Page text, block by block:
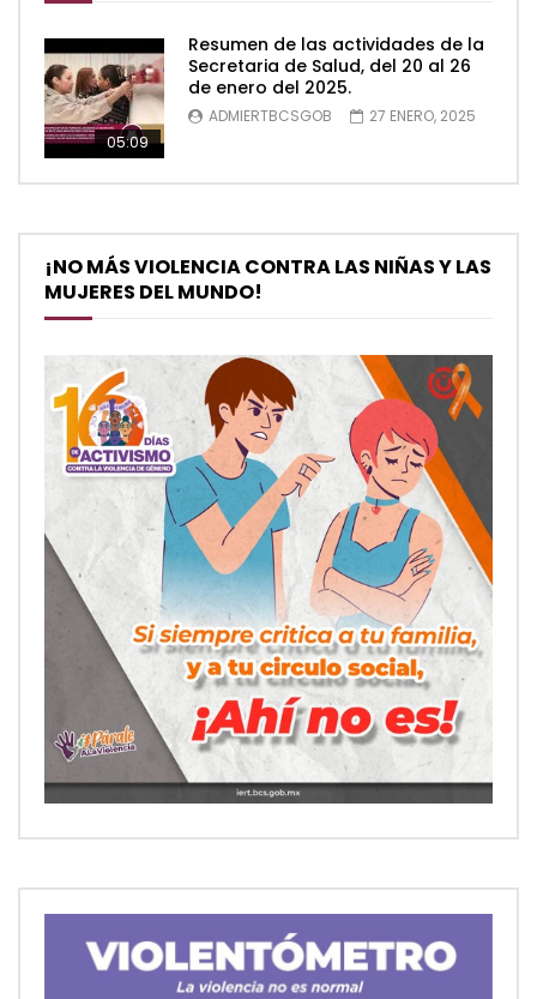
05:09
Resumen de las actividades de la
Secretaria de Salud, del 20 al 26
de enero del 2025.
ADMIERTBCSGOB 27 ENERO, 2025
¡NO MÁS VIOLENCIA CONTRA LAS NIÑAS Y LAS
MUJERES DEL MUNDO!